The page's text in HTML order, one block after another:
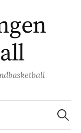
Suchen
nach: